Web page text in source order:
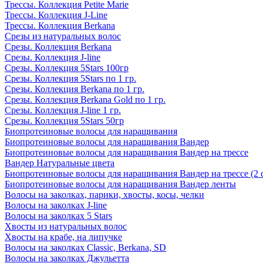
Трессы. Коллекция Petite Marie
Трессы. Коллекция J-Line
Трессы. Коллекция Berkana
Срезы из натуральных волос
Срезы. Коллекция Berkana
Срезы. Коллекция J-line
Срезы. Коллекция 5Stars 100гр
Срезы. Коллекция 5Stars по 1 гр.
Срезы. Коллекция Berkana по 1 гр.
Срезы. Коллекция Berkana Gold по 1 гр.
Срезы. Коллекция J-line 1 гр.
Срезы. Коллекция 5Stars 50гр
Биопротеиновые волосы для наращивания
Биопротеиновые волосы для наращивания Вандер
Биопротеиновые волосы для наращивания Вандер на трессе
Вандер Натуральные цвета
Биопротеиновые волосы для наращивания Вандер на трессе (2
Биопротеиновые волосы для наращивания Вандер ленты
Волосы на заколках, парики, хвосты, косы, челки
Волосы на заколках J-line
Волосы на заколках 5 Stars
Хвосты из натуральных волос
Хвосты на крабе, на липучке
Волосы на заколках Classic, Berkana, SD
Волосы на заколках Джульетта